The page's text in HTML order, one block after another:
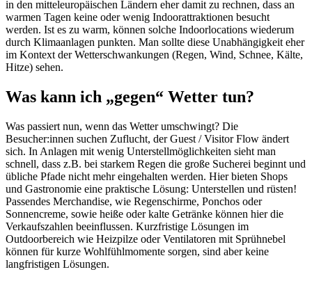
in den mitteleuropäischen Ländern eher damit zu rechnen, dass an
warmen Tagen keine oder wenig Indoorattraktionen besucht
werden. Ist es zu warm, können solche Indoorlocations wiederum
durch Klimaanlagen punkten. Man sollte diese Unabhängigkeit eher
im Kontext der Wetterschwankungen (Regen, Wind, Schnee, Kälte,
Hitze) sehen.
Was kann ich „gegen“ Wetter tun?
Was passiert nun, wenn das Wetter umschwingt? Die
Besucher:innen suchen Zuflucht, der Guest / Visitor Flow ändert
sich. In Anlagen mit wenig Unterstellmöglichkeiten sieht man
schnell, dass z.B. bei starkem Regen die große Sucherei beginnt und
übliche Pfade nicht mehr eingehalten werden. Hier bieten Shops
und Gastronomie eine praktische Lösung: Unterstellen und rüsten!
Passendes Merchandise, wie Regenschirme, Ponchos oder
Sonnencreme, sowie heiße oder kalte Getränke können hier die
Verkaufszahlen beeinflussen. Kurzfristige Lösungen im
Outdoorbereich wie Heizpilze oder Ventilatoren mit Sprühnebel
können für kurze Wohlfühlmomente sorgen, sind aber keine
langfristigen Lösungen.